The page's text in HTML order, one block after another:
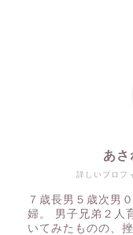
詳しいプロフ
あ
７歳長男５歳次男
婦。 男子兄弟２人
いてみたものの、